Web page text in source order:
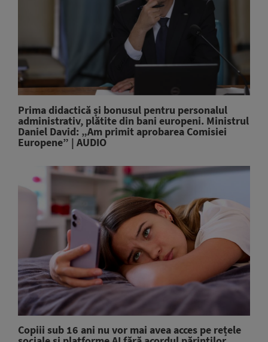
Prima didactică și bonusul pentru personalul
administrativ, plătite din bani europeni. Ministrul
Daniel David: „Am primit aprobarea Comisiei
Europene” | AUDIO
Copiii sub 16 ani nu vor mai avea acces pe rețele